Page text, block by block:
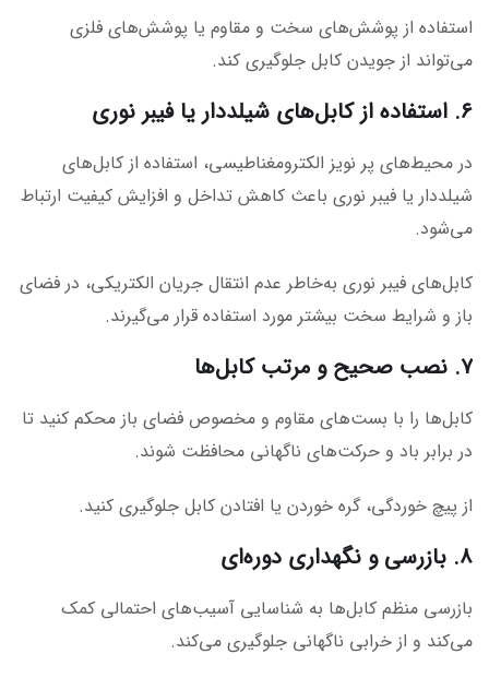
استفاده از پوشش‌های سخت و مقاوم یا پوشش‌های فلزی
می‌تواند از جویدن کابل جلوگیری کند.
۶. استفاده از کابل‌های شیلددار یا فیبر نوری
در محیط‌های پر نویز الکترومغناطیسی، استفاده از کابل‌های
شیلددار یا فیبر نوری باعث کاهش تداخل و افزایش کیفیت ارتباط
می‌شود.
کابل‌های فیبر نوری به‌خاطر عدم انتقال جریان الکتریکی، در فضای
باز و شرایط سخت بیشتر مورد استفاده قرار می‌گیرند.
۷. نصب صحیح و مرتب کابل‌ها
کابل‌ها را با بست‌های مقاوم و مخصوص فضای باز محکم کنید تا
در برابر باد و حرکت‌های ناگهانی محافظت شوند.
از پیچ خوردگی، گره خوردن یا افتادن کابل جلوگیری کنید.
۸. بازرسی و نگهداری دوره‌ای
بازرسی منظم کابل‌ها به شناسایی آسیب‌های احتمالی کمک
می‌کند و از خرابی ناگهانی جلوگیری می‌کند.